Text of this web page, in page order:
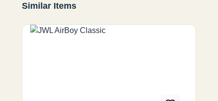
Produktgalerie überspringen
Similar Items